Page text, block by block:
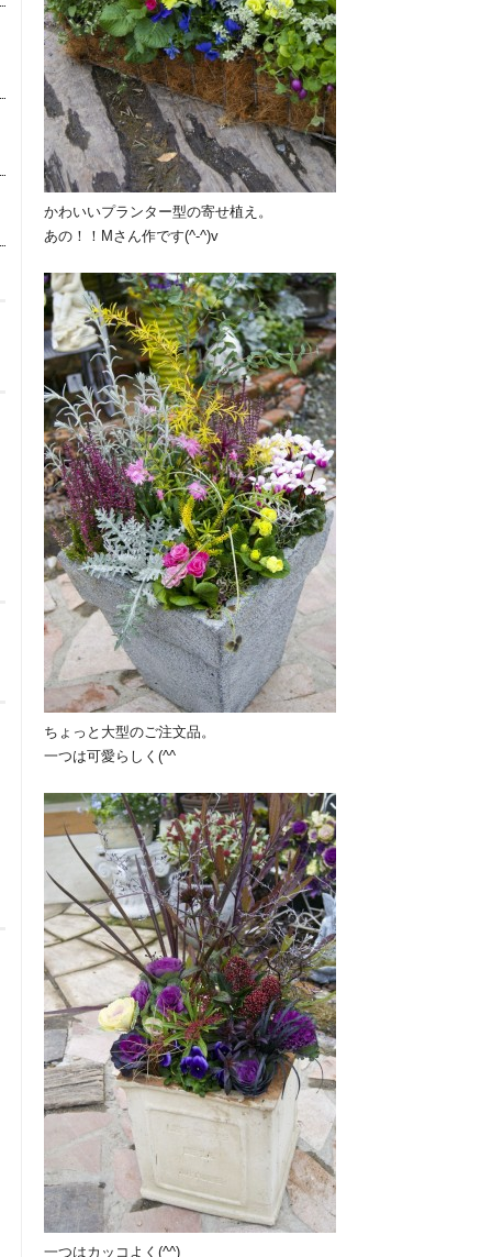
かわいいプランター型の寄せ植え。
あの！！Mさん作です(^-^)v
ちょっと大型のご注文品。
一つは可愛らしく(^^ゞ
一つはカッコよく(^^)